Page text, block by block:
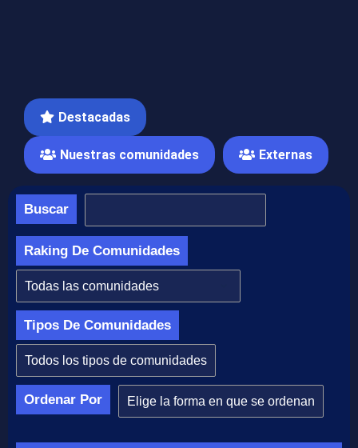
Destacadas
Nuestras comunidades Externas
Buscar
Raking De Comunidades
Tipos De Comunidades
Ordenar Por